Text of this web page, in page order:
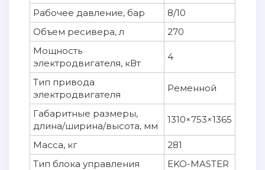
Рабочее давление, бар
8/10
Объем ресивера, л
270
Мощность
электродвигателя, кВт
4
Тип привода
электродвигателя
Ременной
Габаритные размеры,
длина/ширина/высота, мм
1310×753×1365
Масса, кг
281
Тип блока управления
EKO-MASTER